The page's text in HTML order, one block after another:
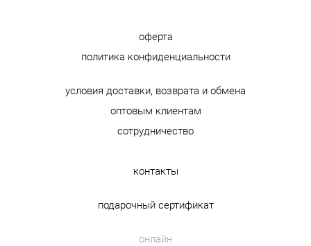
оферта
политика конфиденциальности
условия доставки, возврата и обмена
оптовым клиентам
сотрудничество
контакты
подарочный сертификат
онлайн